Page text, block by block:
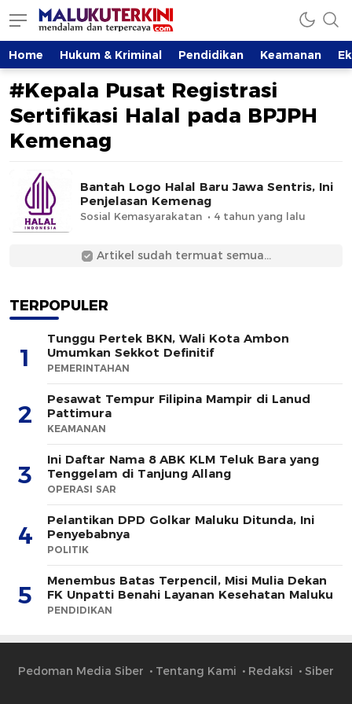
MalukuTerkini.com
Terkini, Mendalam dan Terpercaya
Home Hukum & Kriminal Pendidikan Keamanan
#Kepala Pusat Registrasi
Sertifikasi Halal pada BPJPH
Kemenag
Bantah Logo Halal Baru Jawa Sentris, Ini
Penjelasan Kemenag
Sosial Kemasyarakatan 4 tahun yang lalu
Artikel sudah termuat semua...
TERPOPULER
1
Tunggu Pertek BKN, Wali Kota Ambon
Umumkan Sekkot Definitif
PEMERINTAHAN
2
Pesawat Tempur Filipina Mampir di Lanud
Pattimura
KEAMANAN
3
Ini Daftar Nama 8 ABK KLM Teluk Bara yang
Tenggelam di Tanjung Allang
OPERASI SAR
4
Pelantikan DPD Golkar Maluku Ditunda, Ini
Penyebabnya
POLITIK
5
Menembus Batas Terpencil, Misi Mulia Dekan
FK Unpatti Benahi Layanan Kesehatan Maluku
PENDIDIKAN
Pedoman Media Siber Tentang Kami Redaksi Siber